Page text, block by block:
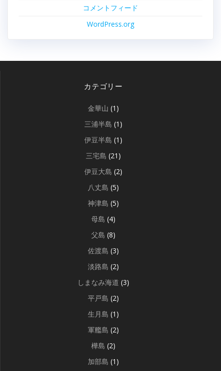
コメントフィード
WordPress.org
カテゴリー
金華山 (1)
三浦半島 (1)
伊豆半島 (1)
三宅島 (21)
伊豆大島 (2)
八丈島 (5)
神津島 (5)
母島 (4)
父島 (8)
佐渡島 (3)
淡路島 (2)
しまなみ海道 (3)
平戸島 (2)
生月島 (1)
軍艦島 (2)
樺島 (2)
加部島 (1)